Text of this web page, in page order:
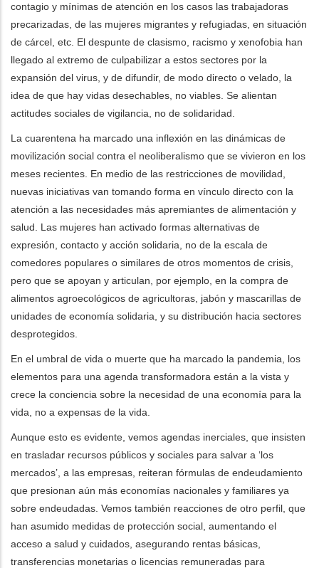
contagio y mínimas de atención en los casos las trabajadoras
precarizadas, de las mujeres migrantes y refugiadas, en situación
de cárcel, etc. El despunte de clasismo, racismo y xenofobia han
llegado al extremo de culpabilizar a estos sectores por la
expansión del virus, y de difundir, de modo directo o velado, la
idea de que hay vidas desechables, no viables. Se alientan
actitudes sociales de vigilancia, no de solidaridad.
La cuarentena ha marcado una inflexión en las dinámicas de
movilización social contra el neoliberalismo que se vivieron en los
meses recientes. En medio de las restricciones de movilidad,
nuevas iniciativas van tomando forma en vínculo directo con la
atención a las necesidades más apremiantes de alimentación y
salud. Las mujeres han activado formas alternativas de
expresión, contacto y acción solidaria, no de la escala de
comedores populares o similares de otros momentos de crisis,
pero que se apoyan y articulan, por ejemplo, en la compra de
alimentos agroecológicos de agricultoras, jabón y mascarillas de
unidades de economía solidaria, y su distribución hacia sectores
desprotegidos.
En el umbral de vida o muerte que ha marcado la pandemia, los
elementos para una agenda transformadora están a la vista y
crece la conciencia sobre la necesidad de una economía para la
vida, no a expensas de la vida.
Aunque esto es evidente, vemos agendas inerciales, que insisten
en trasladar recursos públicos y sociales para salvar a ‘los
mercados’, a las empresas, reiteran fórmulas de endeudamiento
que presionan aún más economías nacionales y familiares ya
sobre endeudadas. Vemos también reacciones de otro perfil, que
han asumido medidas de protección social, aumentando el
acceso a salud y cuidados, asegurando rentas básicas,
transferencias monetarias o licencias remuneradas para